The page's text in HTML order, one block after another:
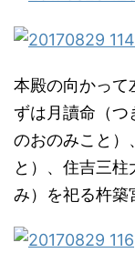
本殿の向かって
ずは月讀命（つ
のおのみこと）
と）、住吉三
み）を祀る杵築